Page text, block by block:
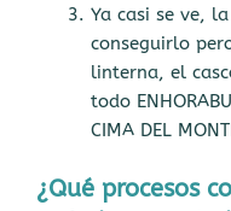
Ya casi se ve,
conseguirlo
linterna, el
todo
CIMA DEL
¿Qué procesos